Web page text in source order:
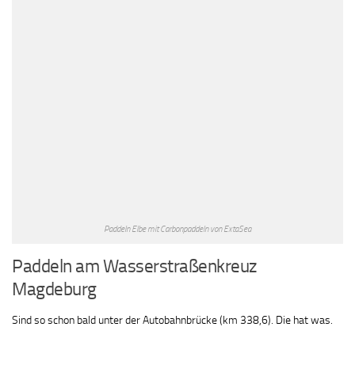
Paddeln Elbe mit Carbonpaddeln von ExtaSea
Paddeln am Wasserstraßenkreuz
Magdeburg
Sind so schon bald unter der Autobahnbrücke (km 338,6). Die hat was.